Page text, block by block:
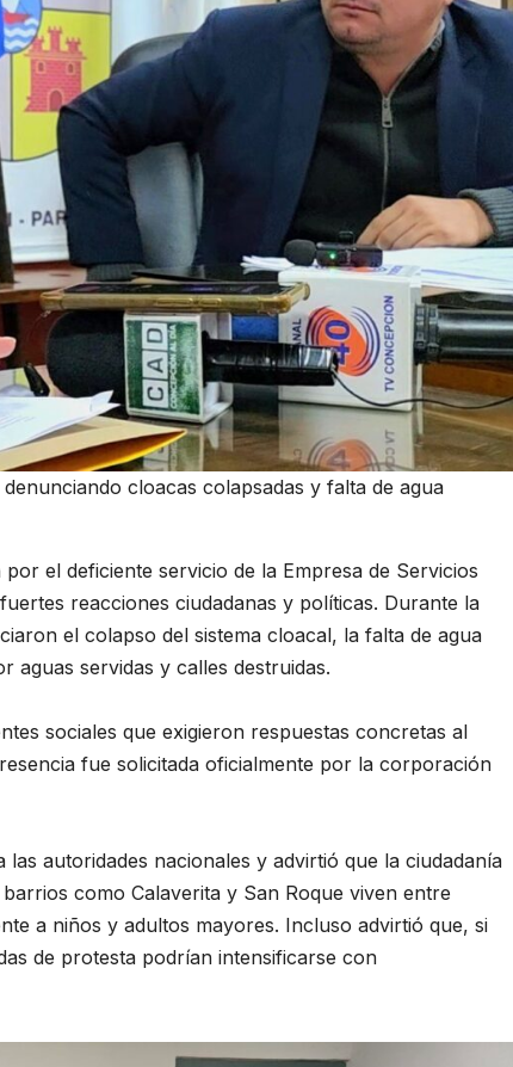
cloacas colapsadas y falta de agua
el deficiente servicio de la Empresa de Servicios
reacciones ciudadanas y políticas. Durante la
el colapso del sistema cloacal, la falta de agua
aguas servidas y calles destruidas.
sociales que exigieron respuestas concretas al
fue solicitada oficialmente por la corporación
autoridades nacionales y advirtió que la ciudadanía
como Calaverita y San Roque viven entre
a niños y adultos mayores. Incluso advirtió que, si
de protesta podrían intensificarse con